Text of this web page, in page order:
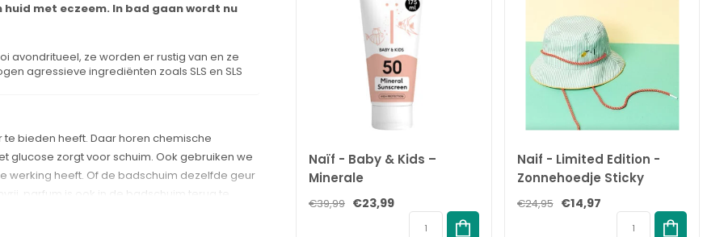
met eczeem. In bad gaan wordt nu
avondritueel, ze worden er rustig van en ze
agressieve ingrediënten zoals SLS en SLS
bieden heeft. Daar horen chemische
glucose zorgt voor schuim. Ook gebruiken we
werking heeft. Of de badschuim dezelfde geur
parfum is ook in de badschuim terug te
Naïf - Baby & Kids –
Minerale
Zonnebrandcrème - SPF
€39,99 €23,99
Naif - Limited Edition -
Zonnehoedje Sticky
Lemon x Naïf
€24,95 €14,97